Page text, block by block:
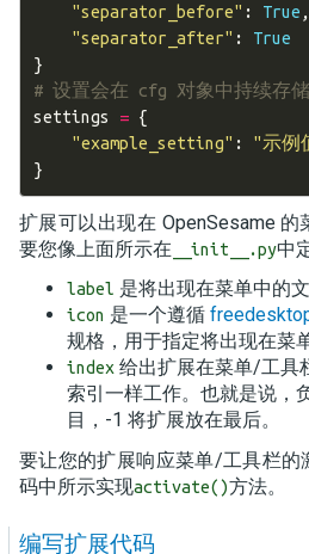
"separator_before" : True ,
"separator_after" :
True
}
# 设置会在 cfg 对象中持续存储
settings
= {
"example_setting" :
"示例
}
扩展可以出现在 OpenSesame
要您像上面所示在 __init__.py中
label 是将出现在菜单中的文
icon 是一个遵循
规格，用于指定将出现在菜
index 给出扩展在菜单/工具
索引一样工作。也就是说，
目，-1 将扩展放在最后。
要让您的扩展响应菜单/工具栏的
码中所示实现activate()方法。
编写扩展代码